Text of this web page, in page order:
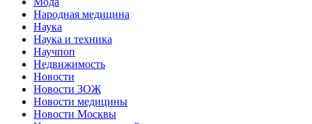
Народная медицина
Наука
Наука и техника
Научпоп
Недвижимость
Новости
Новости ЗОЖ
Новости медицины
Новости Москвы